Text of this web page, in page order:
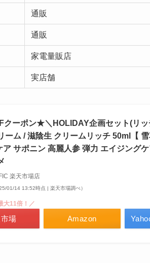
通販
通販
家電量販店
実店舗
ーポン★＼HOLIDAY企画セット(リ
ーム / 滋陰生 クリームリッチ 50ml【
ア サポニン 高麗人参 弾力 エイジング
楽天市場店
01/14 13:52時点 | 楽天市場調べ）
Amazon
大11倍！／
場